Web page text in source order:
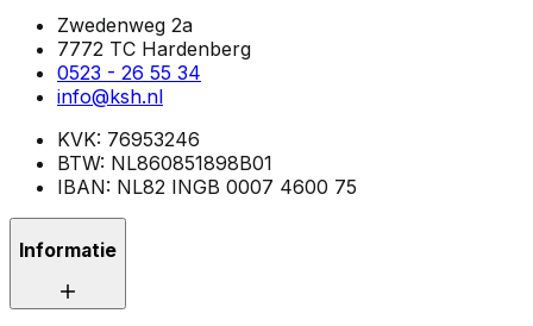
Zwedenweg 2a
7772 TC Hardenberg
0523 - 26 55 34
info@ksh.nl
KVK: 76953246
BTW: NL860851898B01
IBAN: NL82 INGB 0007 4600 75
Informatie